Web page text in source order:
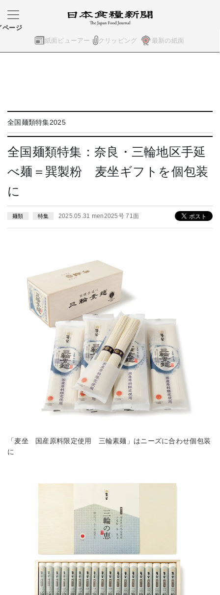
紙面ビューアー クリッピング 最新の紙面
ページ
全国麺類特集2025
全国麺類特集：奈良・三輪地区手延
べ麺＝巽製粉 麦坐ギフトを個包装
に
麺類 特集 2025.05.31 men2025号 71面
「麦坐 国産原料限定使用 三輪素麺」はニーズに合わせ個包装
に